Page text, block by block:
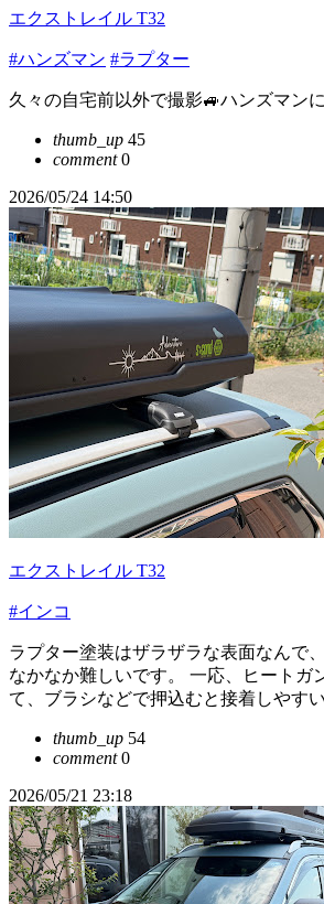
エクストレイル T32
#ハンズマン #ラプター
久々の自宅前以外で撮影🚙ハンズマン
thumb_up 45
comment0
2026/05/24 14:50
エクストレイル T32
#インコ
ラプター塗装はザラザラな表面なんで
なかなか難しいです。 一応、ヒートガ
て、ブラシなどで押込むと接着しやす
thumb_up 54
comment0
2026/05/21 23:18